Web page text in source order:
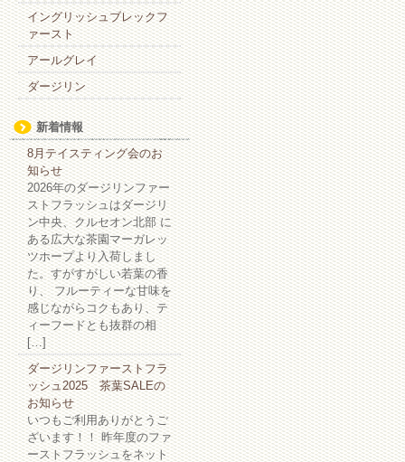
イングリッシュブレックフ
ァースト
アールグレイ
ダージリン
新着情報
8月テイスティング会のお
知らせ
2026年のダージリンファー
ストフラッシュはダージリ
ン中央、クルセオン北部 に
ある広大な茶園マーガレッ
ツホープより入荷しまし
た。すがすがしい若葉の香
り、 フルーティーな甘味を
感じながらコクもあり、テ
ィーフードとも抜群の相
[…]
ダージリンファーストフラ
ッシュ2025 茶葉SALEの
お知らせ
いつもご利用ありがとうご
ざいます！！ 昨年度のファ
ーストフラッシュをネット